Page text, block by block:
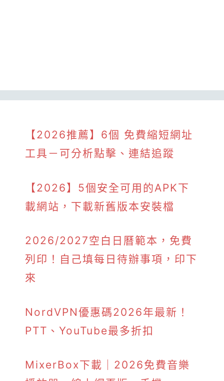
【2026推薦】6個 免費縮短網址
工具－可分析點擊、連結追蹤
【2026】5個安全可用的APK下
載網站，下載新舊版本安裝檔
2026/2027空白日曆範本，免費
列印！自己填每日待辦事項，印下
來
NordVPN優惠碼2026年最新！
PTT、YouTube最多折扣
MixerBox下載｜2026免費音樂